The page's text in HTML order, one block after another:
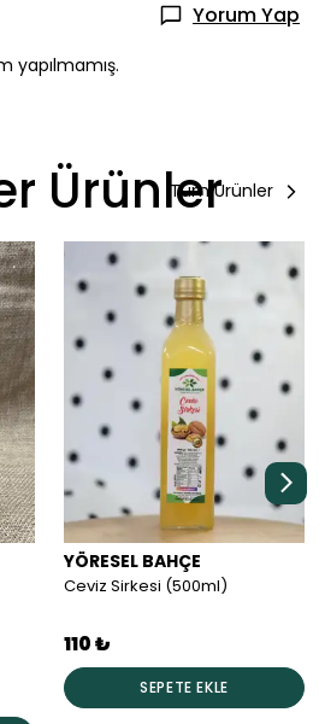
Yorum Yap
yapılmamış.
ÜrünlerTüm Ürünler
YÖRESEL BAHÇE
Ceviz Sirkesi (500ml)
110 ₺
SEPETE EKLE